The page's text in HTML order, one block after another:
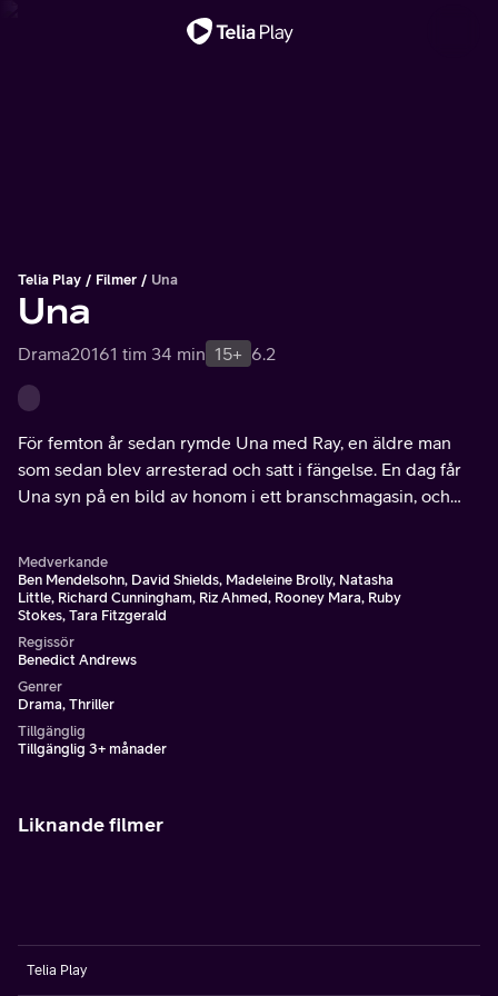
Telia Play Filmer Una
Una
Drama20161 tim 34 min 15+ 6.2
För femton år sedan rymde Una med Ray, en äldre man
som sedan blev arresterad och satt i fängelse. En dag får
Una syn på en bild av honom i ett branschmagasin, och
Medverkande
Ben Mendelsohn, David Shields, Madeleine Brolly, Natasha
Little, Richard Cunningham, Riz Ahmed, Rooney Mara, Ruby
Stokes, Tara Fitzgerald
Regissör
Benedict Andrews
Genrer
Drama, Thriller
Tillgänglig
Tillgänglig 3+ månader
Liknande filmer
Telia Play